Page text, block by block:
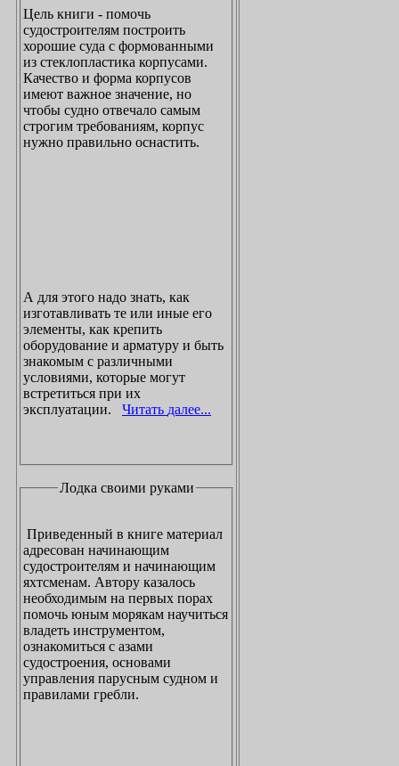
Цель книги - помочь
судостроителям построить
хорошие суда с формованными
из стеклопластика корпусами.
Качество и форма корпусов
имеют важное значение, но
чтобы судно отвечало самым
строгим требованиям, корпус
нужно правильно оснастить.
А для этого надо знать, как
изготавливать те или иные его
элементы, как крепить
оборудование и арматуру и быть
знакомым с различными
условиями, которые могут
встретиться при их
эксплуатации.
Читать далее...
Лодка своими руками
Приведенный в книге материал
адресован начинающим
судостроителям и начинающим
яхтсменам. Автору казалось
необходимым на первых порах
помочь юным морякам научиться
владеть инструментом,
ознакомиться с азами
судостроения, основами
управления парусным судном и
правилами гребли.